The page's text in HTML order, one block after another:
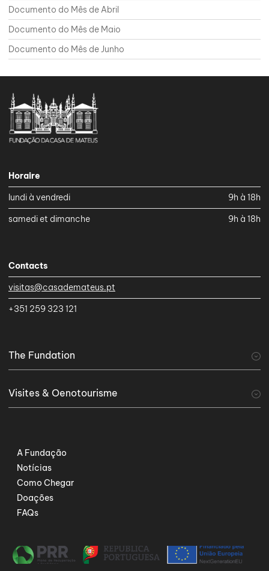
Documento do Mês de Abril
Documento do Mês de Maio
Documento do Mês de Junho
Horaire
lundi à vendredi
9h à 18h
samedi et dimanche
9h à 18h
Contacts
visitas@casademateus.pt
+351 259 323 121
The Fundation
Visites & Oenotourisme
Serviços Especiais
A Fundação
Notícias
Como Chegar
Doações
FAQs